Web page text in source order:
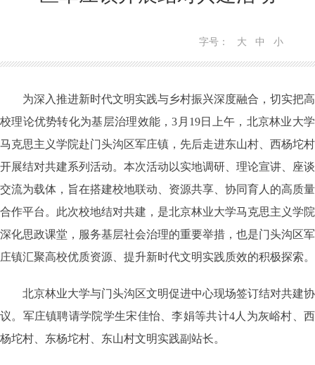
字号： 大 中 小
为深入推进新时代文明实践与乡村振兴深度融合，切实把高
校理论优势转化为基层治理效能，3月19日上午，北京林业大学
马克思主义学院赴门头沟区军庄镇，先后走进东山村、西杨坨村
开展结对共建系列活动。本次活动以实地调研、理论宣讲、座谈
交流为载体，旨在搭建校地联动、资源共享、协同育人的高质量
合作平台。此次校地结对共建，是北京林业大学马克思主义学院
深化思政课堂，服务基层社会治理的重要举措，也是门头沟区军
庄镇汇聚高校优质资源、提升新时代文明实践质效的积极探索。
北京林业大学与门头沟区文明促进中心现场签订结对共建协
议。军庄镇聘请学院学生宋佳怡、李娟等共计4人为灰峪村、西
杨坨村、东杨坨村、东山村文明实践副站长。